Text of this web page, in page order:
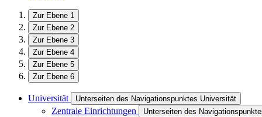
Zur Ebene 1
Zur Ebene 2
Zur Ebene 3
Zur Ebene 4
Zur Ebene 5
Zur Ebene 6
Universität Unterseiten des Navigationspunktes Universität
Zentrale Einrichtungen Unterseiten des